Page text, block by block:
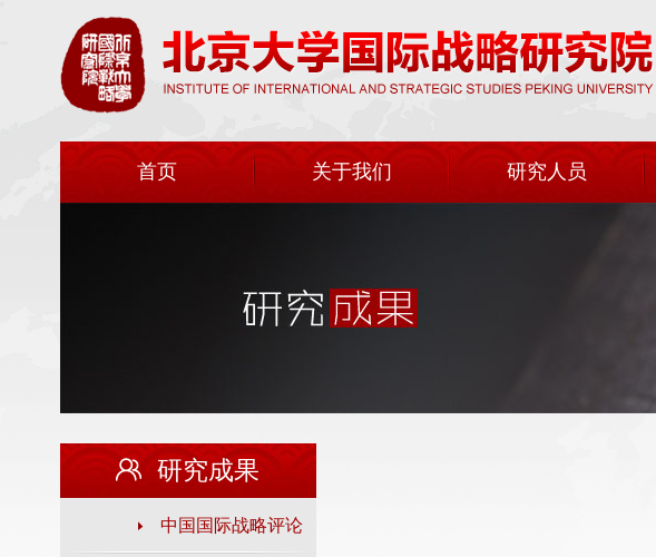
首页 关于我们 研究人员
研究成果
中国国际战略评论